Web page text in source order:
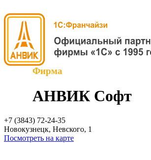
Фирма
АНВИК Софт
+7 (3843) 72-24-35
Новокузнецк, Невского, 1
Посмотреть на карте